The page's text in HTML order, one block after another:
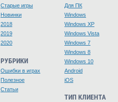
Старые игры
Новинки
2018
2019
2020
РУБРИКИ
Ошибки в играх
Полезное
Статьи
Для ПК
Windows
Windows XP
Windows Vista
Windows 7
Windows 8
Windows 10
Android
iOS
ТИП КЛИЕНТА